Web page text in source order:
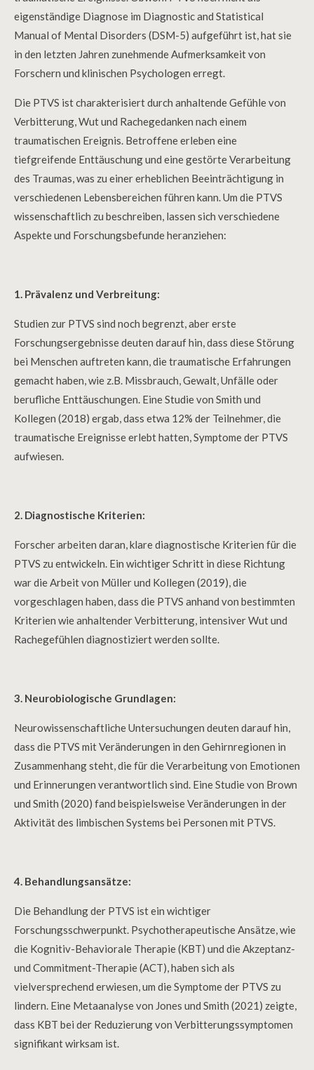
eigenständige Diagnose im Diagnostic and Statistical
Manual of Mental Disorders (DSM-5) aufgeführt ist, hat sie
in den letzten Jahren zunehmende Aufmerksamkeit von
Forschern und klinischen Psychologen erregt.
Die PTVS ist charakterisiert durch anhaltende Gefühle von
Verbitterung, Wut und Rachegedanken nach einem
traumatischen Ereignis. Betroffene erleben eine
tiefgreifende Enttäuschung und eine gestörte Verarbeitung
des Traumas, was zu einer erheblichen Beeinträchtigung in
verschiedenen Lebensbereichen führen kann. Um die PTVS
wissenschaftlich zu beschreiben, lassen sich verschiedene
Aspekte und Forschungsbefunde heranziehen:
1. Prävalenz und Verbreitung:
Studien zur PTVS sind noch begrenzt, aber erste
Forschungsergebnisse deuten darauf hin, dass diese Störung
bei Menschen auftreten kann, die traumatische Erfahrungen
gemacht haben, wie z.B. Missbrauch, Gewalt, Unfälle oder
berufliche Enttäuschungen. Eine Studie von Smith und
Kollegen (2018) ergab, dass etwa 12% der Teilnehmer, die
traumatische Ereignisse erlebt hatten, Symptome der PTVS
aufwiesen.
2. Diagnostische Kriterien:
Forscher arbeiten daran, klare diagnostische Kriterien für die
PTVS zu entwickeln. Ein wichtiger Schritt in diese Richtung
war die Arbeit von Müller und Kollegen (2019), die
vorgeschlagen haben, dass die PTVS anhand von bestimmten
Kriterien wie anhaltender Verbitterung, intensiver Wut und
Rachegefühlen diagnostiziert werden sollte.
3. Neurobiologische Grundlagen:
Neurowissenschaftliche Untersuchungen deuten darauf hin,
dass die PTVS mit Veränderungen in den Gehirnregionen in
Zusammenhang steht, die für die Verarbeitung von Emotionen
und Erinnerungen verantwortlich sind. Eine Studie von Brown
und Smith (2020) fand beispielsweise Veränderungen in der
Aktivität des limbischen Systems bei Personen mit PTVS.
4. Behandlungsansätze:
Die Behandlung der PTVS ist ein wichtiger
Forschungsschwerpunkt. Psychotherapeutische Ansätze, wie
die Kognitiv-Behaviorale Therapie (KBT) und die Akzeptanz-
und Commitment-Therapie (ACT), haben sich als
vielversprechend erwiesen, um die Symptome der PTVS zu
lindern. Eine Metaanalyse von Jones und Smith (2021) zeigte,
dass KBT bei der Reduzierung von Verbitterungssymptomen
signifikant wirksam ist.